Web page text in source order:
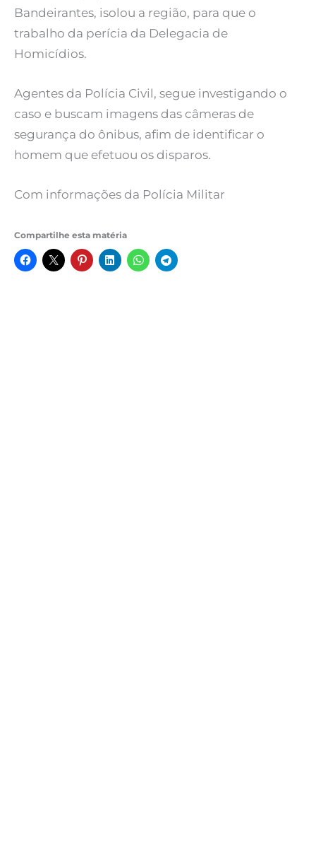
Bandeirantes, isolou a região, para que o
trabalho da perícia da Delegacia de
Homicídios.
Agentes da Polícia Civil, segue investigando o
caso e buscam imagens das câmeras de
segurança do ônibus, afim de identificar o
homem que efetuou os disparos.
Com informações da Polícia Militar
Compartilhe esta matéria